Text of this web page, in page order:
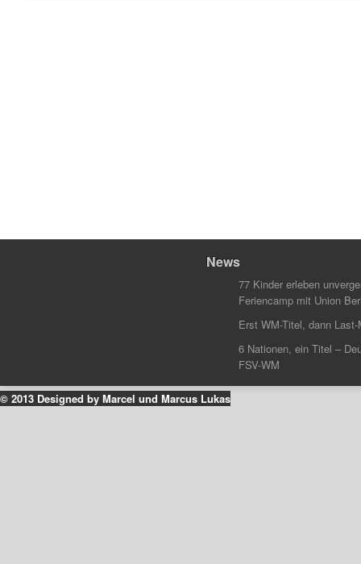
News
77 Kinder erleben
Feriencamp mit Union
Erst WM-Titel, dann
6 Nationen, ein Titel –
FSV-WM
© 2013 Designed by Marcel und Marcus Lukas